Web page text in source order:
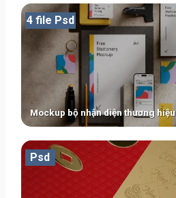
Mockup bộ nhận diện thương hiệu
4 file Psd
Psd